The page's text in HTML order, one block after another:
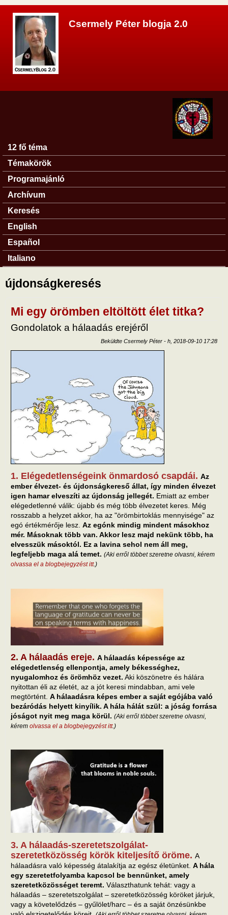
Csermely Péter blogja 2.0
Főmenü
12 fő téma
Témakörök
Programajánló
Archívum
Keresés
English
Español
Italiano
újdonságkeresés
Mi egy örömben eltöltött élet titka?
Gondolatok a hálaadás erejéről
Beküldte Csermely Péter - h, 2018-09-10 17:28
1. Elégedetlenségeink önmardosó csapdái. Az
ember élvezet- és újdonságkereső állat, így minden élvezet
igen hamar elveszíti az újdonság jellegét. Emiatt az ember
elégedetlenné válik: újabb és még több élvezetet keres. Még
rosszabb a helyzet akkor, ha az "örömbirtoklás mennyisége" az
egó értékmérője lesz. Az egónk mindig mindent másokhoz
mér. Másoknak több van. Akkor lesz majd nekünk több, ha
elvesszük másoktól. Ez a lavina sehol nem áll meg,
legfeljebb maga alá temet. (Aki erről többet szeretne olvasni, kérem
olvassa el a blogbejegyzést itt.)
2. A hálaadás ereje. A hálaadás képessége az
elégedetlenség ellenpontja, amely békességhez,
nyugalomhoz és örömhöz vezet. Aki köszönetre és hálára
nyitottan éli az életét, az a jót keresi mindabban, ami vele
megtörtént. A hálaadásra képes ember a saját egójába való
bezáródás helyett kinyílik. A hála hálát szül: a jóság forrása
jóságot nyit meg maga körül. (Aki erről többet szeretne olvasni,
kérem olvassa el a blogbejegyzést itt.)
3. A hálaadás-szeretetszolgálat-
szeretetközösség körök kiteljesítő öröme. A
hálaadásra való képesség átalakítja az egész életünket. A hála
egy szeretetfolyamba kapcsol be bennünket, amely
szeretetközösséget teremt. Választhatunk tehát: vagy a
hálaadás – szeretetszolgálat – szeretetközösség köröket járjuk,
vagy a követelődzés – gyűlölet/harc – és a saját önzésünkbe